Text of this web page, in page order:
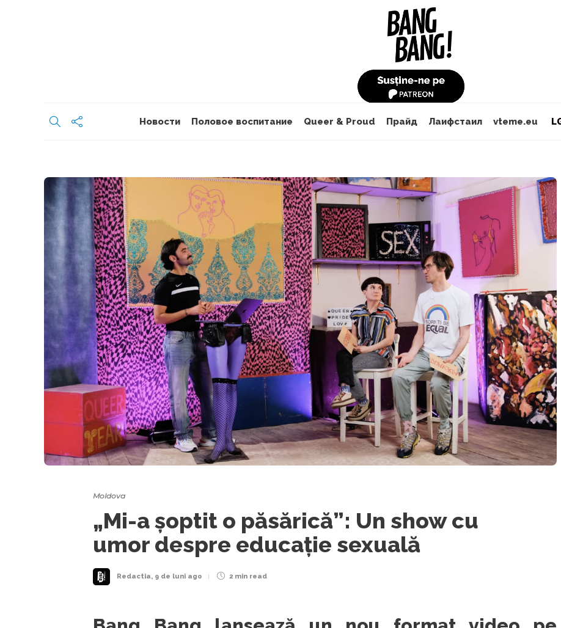
Новости Половое воспитание Queer & Proud Прайд Лаифстаил vteme.eu
Moldova
„Mi-a șoptit o păsărică”: Un show cu
umor despre educație sexuală
Redactia, 9 de luni ago 2 min read